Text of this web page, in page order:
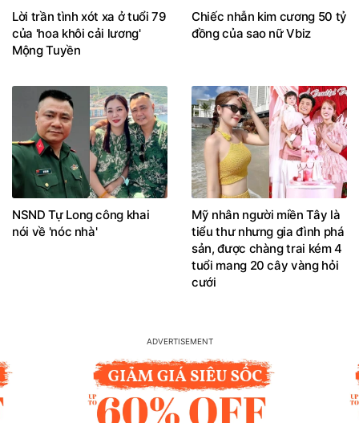
Lời trần tình xót xa ở tuổi 79
của 'hoa khôi cải lương'
Mộng Tuyền
Chiếc nhẫn kim cương 50 tỷ
đồng của sao nữ Vbiz
NSND Tự Long công khai
nói về 'nóc nhà'
Mỹ nhân người miền Tây là
tiểu thư nhưng gia đình phá
sản, được chàng trai kém 4
tuổi mang 20 cây vàng hỏi
cưới